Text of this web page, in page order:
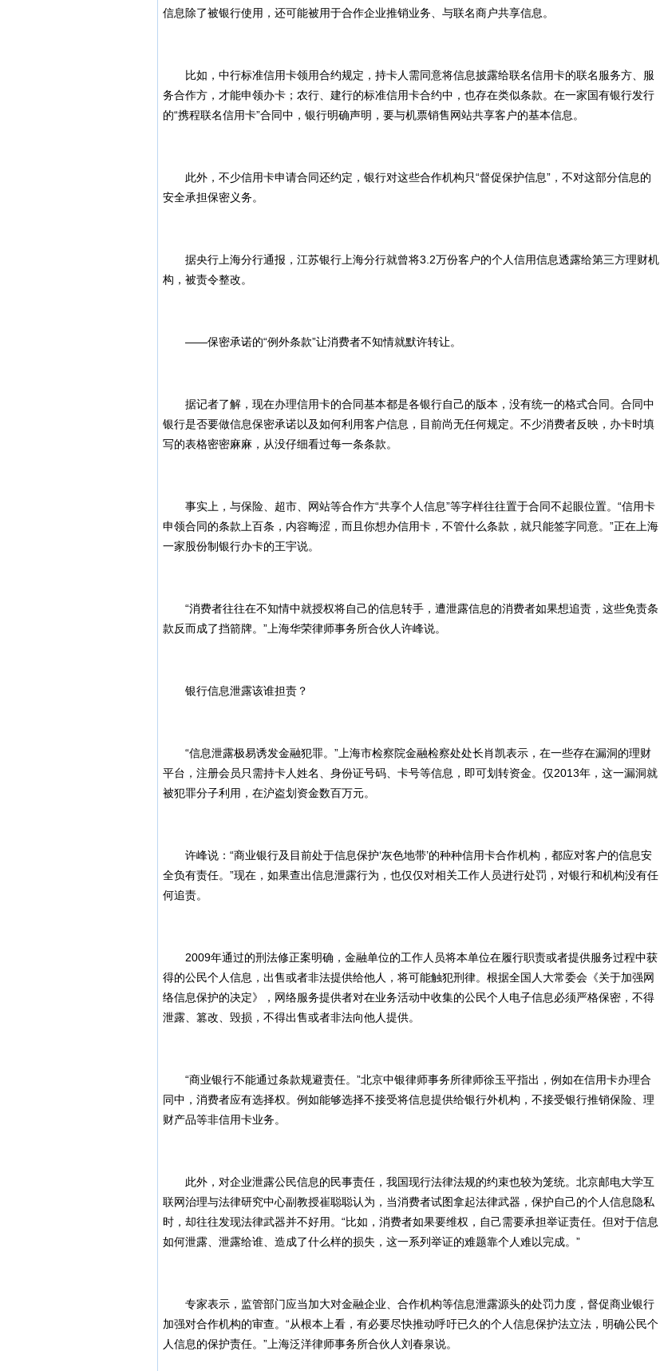
信息除了被银行使用，还可能被用于合作企业推销业务、与联名商户共享信息。
比如，中行标准信用卡领用合约规定，持卡人需同意将信息披露给联名信用卡的联名服务方、服
务合作方，才能申领办卡；农行、建行的标准信用卡合约中，也存在类似条款。在一家国有银行发行
的“携程联名信用卡”合同中，银行明确声明，要与机票销售网站共享客户的基本信息。
此外，不少信用卡申请合同还约定，银行对这些合作机构只“督促保护信息”，不对这部分信息的
安全承担保密义务。
据央行上海分行通报，江苏银行上海分行就曾将3.2万份客户的个人信用信息透露给第三方理财机
构，被责令整改。
——保密承诺的“例外条款”让消费者不知情就默许转让。
据记者了解，现在办理信用卡的合同基本都是各银行自己的版本，没有统一的格式合同。合同中
银行是否要做信息保密承诺以及如何利用客户信息，目前尚无任何规定。不少消费者反映，办卡时填
写的表格密密麻麻，从没仔细看过每一条条款。
事实上，与保险、超市、网站等合作方“共享个人信息”等字样往往置于合同不起眼位置。“信用卡
申领合同的条款上百条，内容晦涩，而且你想办信用卡，不管什么条款，就只能签字同意。”正在上海
一家股份制银行办卡的王宇说。
“消费者往往在不知情中就授权将自己的信息转手，遭泄露信息的消费者如果想追责，这些免责条
款反而成了挡箭牌。”上海华荣律师事务所合伙人许峰说。
银行信息泄露该谁担责？
“信息泄露极易诱发金融犯罪。”上海市检察院金融检察处处长肖凯表示，在一些存在漏洞的理财
平台，注册会员只需持卡人姓名、身份证号码、卡号等信息，即可划转资金。仅2013年，这一漏洞就
被犯罪分子利用，在沪盗划资金数百万元。
许峰说：“商业银行及目前处于信息保护‘灰色地带’的种种信用卡合作机构，都应对客户的信息安
全负有责任。”现在，如果查出信息泄露行为，也仅仅对相关工作人员进行处罚，对银行和机构没有任
何追责。
2009年通过的刑法修正案明确，金融单位的工作人员将本单位在履行职责或者提供服务过程中获
得的公民个人信息，出售或者非法提供给他人，将可能触犯刑律。根据全国人大常委会《关于加强网
络信息保护的决定》，网络服务提供者对在业务活动中收集的公民个人电子信息必须严格保密，不得
泄露、篡改、毁损，不得出售或者非法向他人提供。
“商业银行不能通过条款规避责任。”北京中银律师事务所律师徐玉平指出，例如在信用卡办理合
同中，消费者应有选择权。例如能够选择不接受将信息提供给银行外机构，不接受银行推销保险、理
财产品等非信用卡业务。
此外，对企业泄露公民信息的民事责任，我国现行法律法规的约束也较为笼统。北京邮电大学互
联网治理与法律研究中心副教授崔聪聪认为，当消费者试图拿起法律武器，保护自己的个人信息隐私
时，却往往发现法律武器并不好用。“比如，消费者如果要维权，自己需要承担举证责任。但对于信息
如何泄露、泄露给谁、造成了什么样的损失，这一系列举证的难题靠个人难以完成。”
专家表示，监管部门应当加大对金融企业、合作机构等信息泄露源头的处罚力度，督促商业银行
加强对合作机构的审查。“从根本上看，有必要尽快推动呼吁已久的个人信息保护法立法，明确公民个
人信息的保护责任。”上海泛洋律师事务所合伙人刘春泉说。